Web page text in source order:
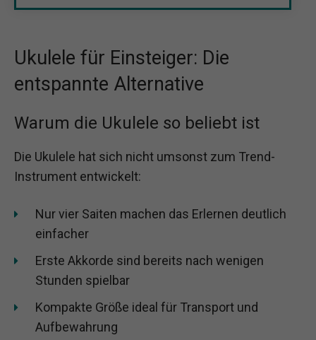
Ukulele für Einsteiger: Die
entspannte Alternative
Warum die Ukulele so beliebt ist
Die Ukulele hat sich nicht umsonst zum Trend-
Instrument entwickelt:
Nur vier Saiten machen das Erlernen deutlich
einfacher
Erste Akkorde sind bereits nach wenigen
Stunden spielbar
Kompakte Größe ideal für Transport und
Aufbewahrung